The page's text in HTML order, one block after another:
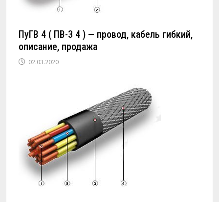
ПуГВ 4 ( ПВ-3 4 ) — провод, кабель гибкий,
описание, продажа
02.03.2020